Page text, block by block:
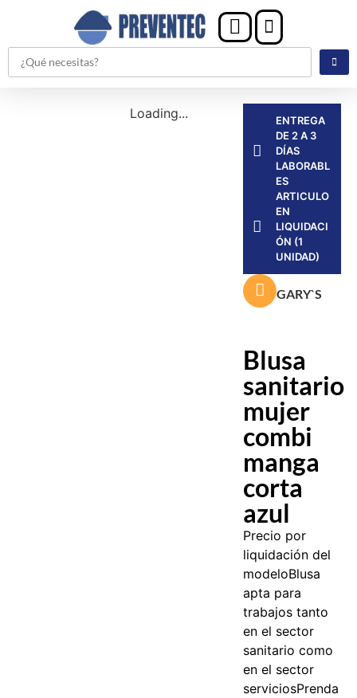
Loading...
ENTREGA
DE 2 A 3
DÍAS
LABORABL
ES
ARTICULO
EN
LIQUIDACI
ÓN (1
UNIDAD)
GARY`S
Blusa
sanitario
mujer
combi
manga
corta
azul
Precio por
liquidación del
modeloBlusa
apta para
trabajos tanto
en el sector
sanitario como
en el sector
serviciosPrenda